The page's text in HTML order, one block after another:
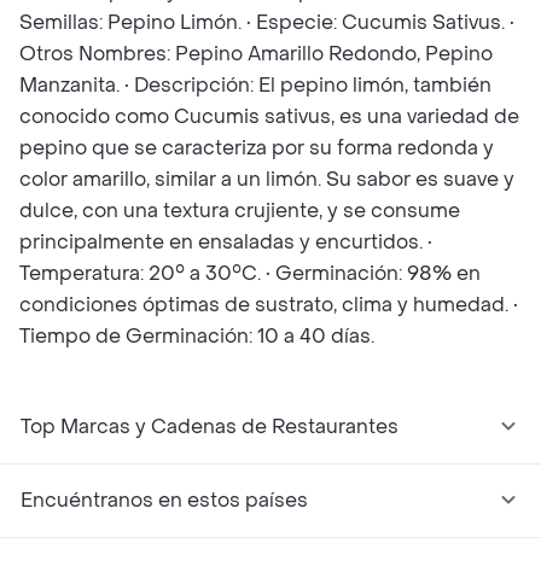
Semillas: Pepino Limón. • Especie: Cucumis Sativus. •
Otros Nombres: Pepino Amarillo Redondo, Pepino
Manzanita. • Descripción: El pepino limón, también
conocido como Cucumis sativus, es una variedad de
pepino que se caracteriza por su forma redonda y
color amarillo, similar a un limón. Su sabor es suave y
dulce, con una textura crujiente, y se consume
principalmente en ensaladas y encurtidos. •
Temperatura: 20° a 30°C. • Germinación: 98% en
condiciones óptimas de sustrato, clima y humedad. •
Tiempo de Germinación: 10 a 40 días.
Top Marcas y Cadenas de Restaurantes
Encuéntranos en estos países